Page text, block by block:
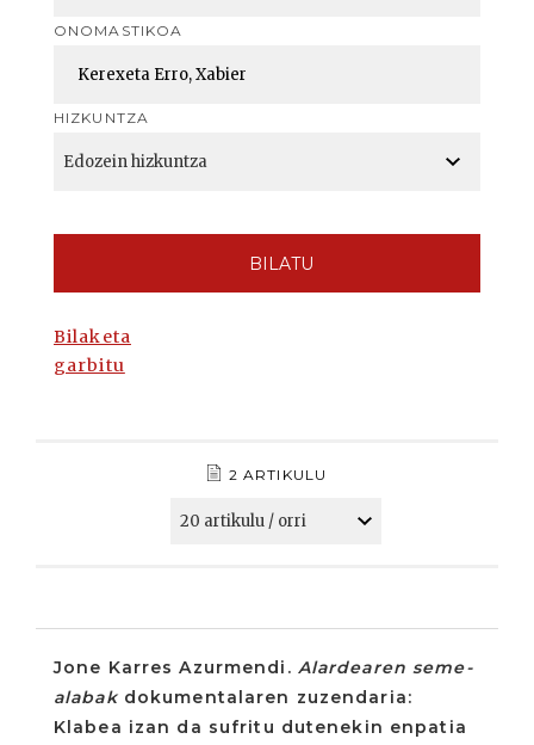
ONOMASTIKOA
HIZKUNTZA
BILATU
Bilaketa
garbitu
2 ARTIKULU
Jone Karres Azurmendi. Alardearen seme-
alabakdokumentalaren zuzendaria:
Klabea izan da sufritu dutenekin enpatia